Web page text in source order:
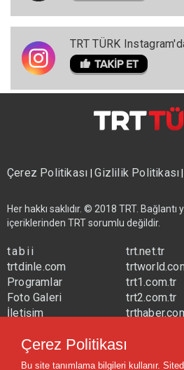
TRT TÜRK
Çerez Politikası|Gizlilik Politikası|
Her hakkı saklıdır. © 2018 TRT.
içeriklerinden TRT sorumlu değildir.
tabii
trtdinle.com
Programlar
Foto Galeri
İletişim
trt.net.tr
trt1.com.tr
trt2.com.tr
trtavaz.com.tr
Çerez Politikası
Bu site tanımlama bilgileri kullanır.